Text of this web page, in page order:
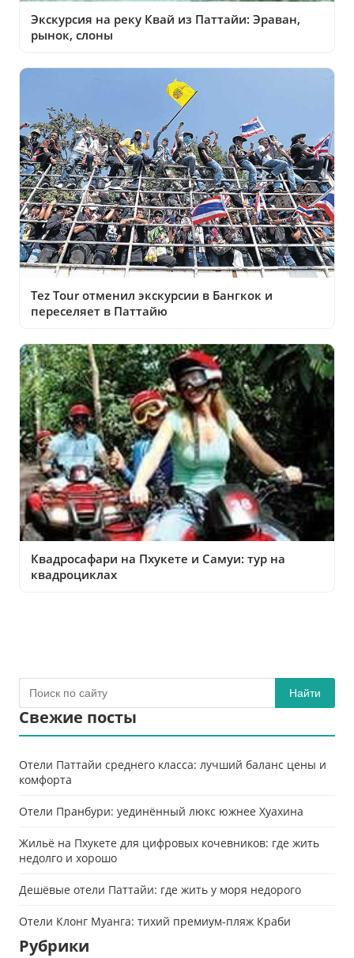
Экскурсия на реку Квай из Паттайи: Эраван,
рынок, слоны
Tez Tour отменил экскурсии в Бангкок и
переселяет в Паттайю
Квадросафари на Пхукете и Самуи: тур на
квадроциклах
Найти
Свежие посты
Отели Паттайи среднего класса: лучший баланс цены и
комфорта
Отели Пранбури: уединённый люкс южнее Хуахина
Жильё на Пхукете для цифровых кочевников: где жить
недолго и хорошо
Дешёвые отели Паттайи: где жить у моря недорого
Отели Клонг Муанга: тихий премиум-пляж Краби
Рубрики